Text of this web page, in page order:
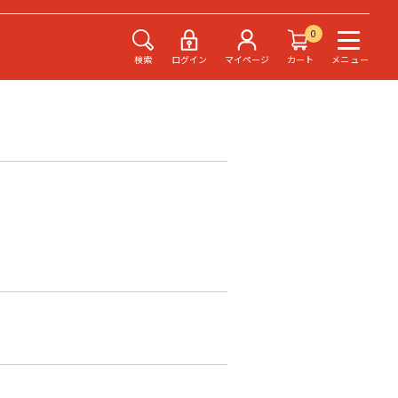
検索 ログイン マイページ
0
カート
メニュー